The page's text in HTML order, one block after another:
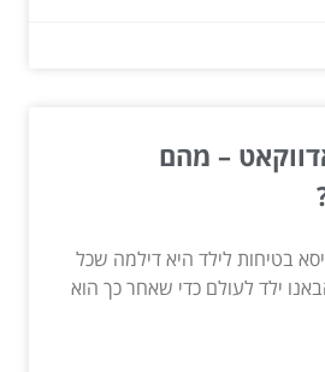
– מהם
בטיחות לילד היא דילמה שכל
ילד לעולם כדי שאחר כך הוא